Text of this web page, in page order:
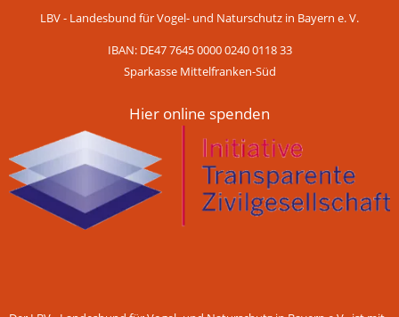
LBV - Landesbund für Vogel- und Naturschutz in Bayern e. V.
IBAN: DE47 7645 0000 0240 0118 33
Sparkasse Mittelfranken-Süd
Hier online spenden